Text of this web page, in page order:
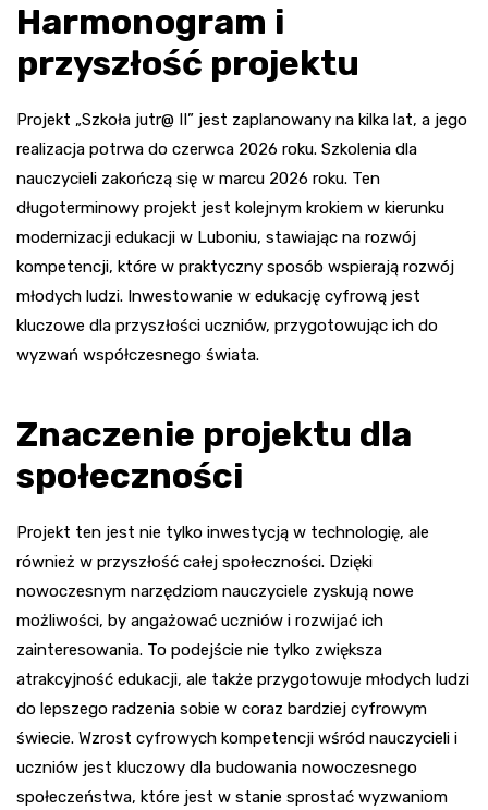
Harmonogram i
przyszłość projektu
Projekt „Szkoła jutr@ II” jest zaplanowany na kilka lat, a jego
realizacja potrwa do czerwca 2026 roku. Szkolenia dla
nauczycieli zakończą się w marcu 2026 roku. Ten
długoterminowy projekt jest kolejnym krokiem w kierunku
modernizacji edukacji w Luboniu, stawiając na rozwój
kompetencji, które w praktyczny sposób wspierają rozwój
młodych ludzi. Inwestowanie w edukację cyfrową jest
kluczowe dla przyszłości uczniów, przygotowując ich do
wyzwań współczesnego świata.
Znaczenie projektu dla
społeczności
Projekt ten jest nie tylko inwestycją w technologię, ale
również w przyszłość całej społeczności. Dzięki
nowoczesnym narzędziom nauczyciele zyskują nowe
możliwości, by angażować uczniów i rozwijać ich
zainteresowania. To podejście nie tylko zwiększa
atrakcyjność edukacji, ale także przygotowuje młodych ludzi
do lepszego radzenia sobie w coraz bardziej cyfrowym
świecie. Wzrost cyfrowych kompetencji wśród nauczycieli i
uczniów jest kluczowy dla budowania nowoczesnego
społeczeństwa, które jest w stanie sprostać wyzwaniom